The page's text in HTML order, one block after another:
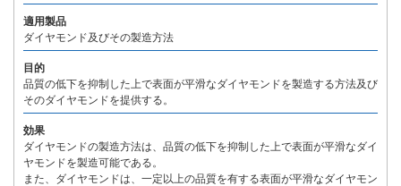
適用製品
ダイヤモンド及びその製造方法
目的
品質の低下を抑制した上で表面が平滑なダイヤモンドを製造する方法及び
そのダイヤモンドを提供する。
効果
ダイヤモンドの製造方法は、品質の低下を抑制した上で表面が平滑なダイ
ヤモンドを製造可能である。
また、ダイヤモンドは、一定以上の品質を有する表面が平滑なダイヤモン